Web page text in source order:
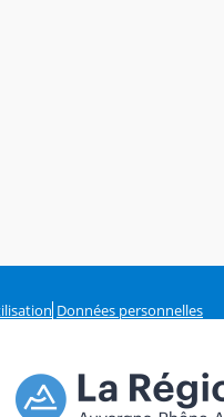
Données personnelles